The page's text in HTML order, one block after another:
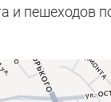
и пешеходов